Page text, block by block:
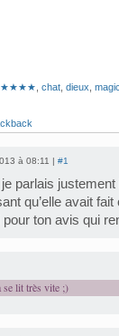
chat dieux
à 08:11 | #1
parlais
qu’elle avait
pour ton avis qui
se lit très vite ;)